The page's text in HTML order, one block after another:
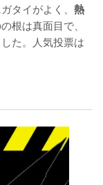
タイがよく、 熱
根は真面目で、
た。人気投票は